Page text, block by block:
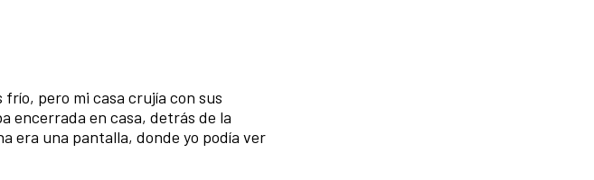
pero mi casa crujía con sus
encerrada en casa, detrás de la
era una pantalla, donde yo podía ver